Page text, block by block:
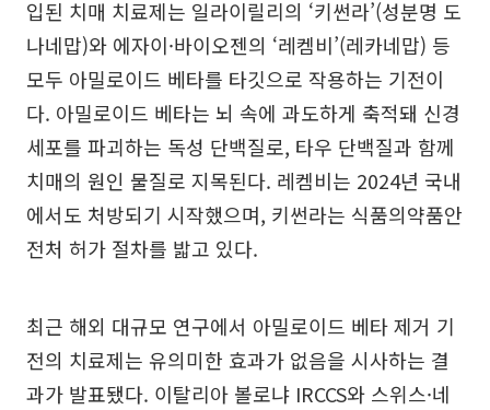
입된 치매 치료제는 일라이릴리의 ‘키썬라’(성분명 도
나네맙)와 에자이·바이오젠의 ‘레켐비’(레카네맙) 등
모두 아밀로이드 베타를 타깃으로 작용하는 기전이
다. 아밀로이드 베타는 뇌 속에 과도하게 축적돼 신경
세포를 파괴하는 독성 단백질로, 타우 단백질과 함께
치매의 원인 물질로 지목된다. 레켐비는 2024년 국내
에서도 처방되기 시작했으며, 키썬라는 식품의약품안
전처 허가 절차를 밟고 있다.
최근 해외 대규모 연구에서 아밀로이드 베타 제거 기
전의 치료제는 유의미한 효과가 없음을 시사하는 결
과가 발표됐다. 이탈리아 볼로냐 IRCCS와 스위스·네